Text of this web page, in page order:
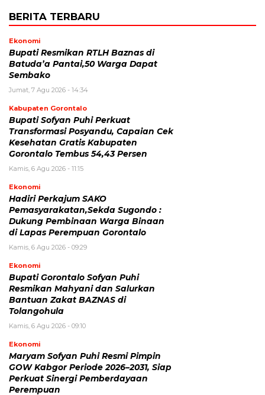
BERITA TERBARU
Ekonomi
Bupati Resmikan RTLH Baznas di
Batuda’a Pantai,50 Warga Dapat
Sembako
Jumat, 7 Agu 2026 - 14:34
Kabupaten Gorontalo
Bupati Sofyan Puhi Perkuat
Transformasi Posyandu, Capaian Cek
Kesehatan Gratis Kabupaten
Gorontalo Tembus 54,43 Persen
Kamis, 6 Agu 2026 - 11:15
Ekonomi
Hadiri Perkajum SAKO
Pemasyarakatan,Sekda Sugondo :
Dukung Pembinaan Warga Binaan
di Lapas Perempuan Gorontalo
Kamis, 6 Agu 2026 - 09:29
Ekonomi
Bupati Gorontalo Sofyan Puhi
Resmikan Mahyani dan Salurkan
Bantuan Zakat BAZNAS di
Tolangohula
Kamis, 6 Agu 2026 - 09:10
Ekonomi
Maryam Sofyan Puhi Resmi Pimpin
GOW Kabgor Periode 2026–2031, Siap
Perkuat Sinergi Pemberdayaan
Perempuan